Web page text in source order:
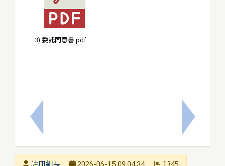
上一筆：臺南市115年教師暑假資訊知能研習課程
3) 委託同意書.pdf
下一筆：
發布者
註冊組長
1345